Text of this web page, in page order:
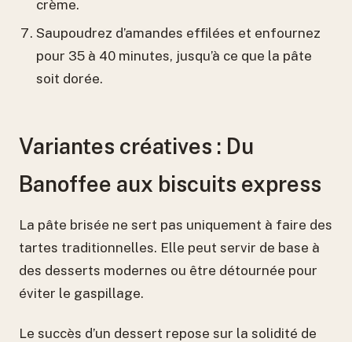
crème.
Saupoudrez d’amandes effilées et enfournez
pour 35 à 40 minutes, jusqu’à ce que la pâte
soit dorée.
Variantes créatives : Du
Banoffee aux biscuits express
La pâte brisée ne sert pas uniquement à faire des
tartes traditionnelles. Elle peut servir de base à
des desserts modernes ou être détournée pour
éviter le gaspillage.
Le succès d’un dessert repose sur la solidité de